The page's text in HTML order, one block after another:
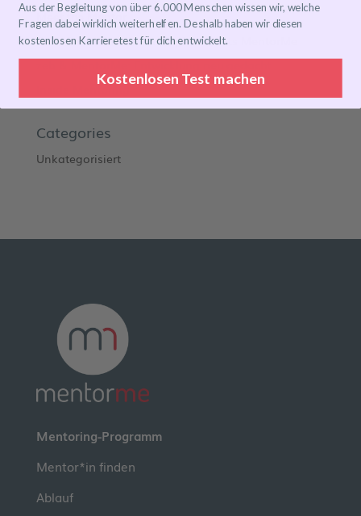
Meet the Mentor
Transformation leben: Orphoz meets MentorMe
Inside Mentoring
Categories
Unkategorisiert
Mentoring-Programm
Mentor*in finden
Ablauf
Aus der Begleitung von über 6.000 Menschen wissen wir, welche
Fragen dabei wirklich weiterhelfen. Deshalb haben wir diesen
kostenlosen Karrieretest für dich entwickelt.
Kostenlosen Test machen